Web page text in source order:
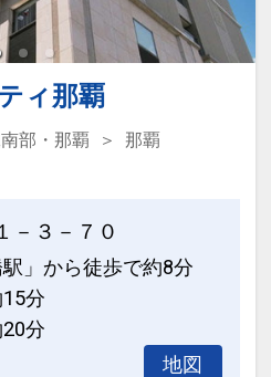
ィ那覇
部・那覇
那覇
－３－７０
」から徒歩で約8分
分
分
地図